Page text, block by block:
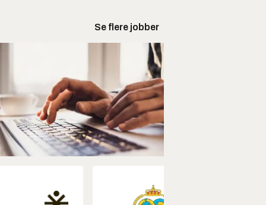
Se flere jobber